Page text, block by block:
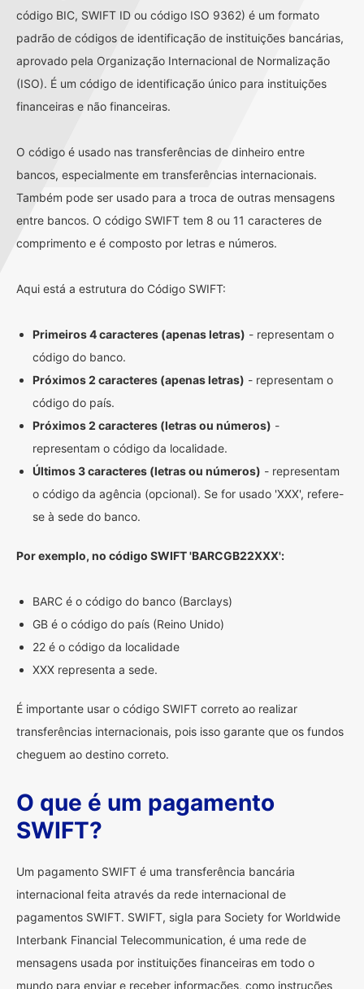
código BIC, SWIFT ID ou código ISO 9362) é um formato
padrão de códigos de identificação de instituições bancárias,
aprovado pela Organização Internacional de Normalização
(ISO). É um código de identificação único para instituições
financeiras e não financeiras.
O código é usado nas transferências de dinheiro entre
bancos, especialmente em transferências internacionais.
Também pode ser usado para a troca de outras mensagens
entre bancos. O código SWIFT tem 8 ou 11 caracteres de
comprimento e é composto por letras e números.
Aqui está a estrutura do Código SWIFT:
Primeiros 4 caracteres (apenas letras) - representam o
código do banco.
Próximos 2 caracteres (apenas letras) - representam o
código do país.
Próximos 2 caracteres (letras ou números) -
representam o código da localidade.
Últimos 3 caracteres (letras ou números) - representam
o código da agência (opcional). Se for usado 'XXX', refere-
se à sede do banco.
Por exemplo, no código SWIFT 'BARCGB22XXX':
BARC é o código do banco (Barclays)
GB é o código do país (Reino Unido)
22 é o código da localidade
XXX representa a sede.
É importante usar o código SWIFT correto ao realizar
transferências internacionais, pois isso garante que os fundos
cheguem ao destino correto.
O que é um pagamento
SWIFT?
Um pagamento SWIFT é uma transferência bancária
internacional feita através da rede internacional de
pagamentos SWIFT. SWIFT, sigla para Society for Worldwide
Interbank Financial Telecommunication, é uma rede de
mensagens usada por instituições financeiras em todo o
mundo para enviar e receber informações, como instruções